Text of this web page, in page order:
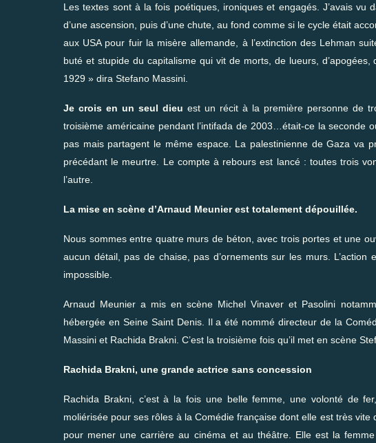
Les textes sont à la fois poétiques, ironiques et engagés. J’avais vu
d’une ascension, puis d’une chute, au fond comme si le cycle était
aux USA pour fuir la misère allemande, à l’extinction des Lehman
buté et stupide du capitalisme qui vit de morts, de lueurs,
1929 » dira Stefano Massini.
Je crois en un seul dieu est un récit à la première personne de
troisième américaine pendant l’intifada de 2003…était-ce la seconde
pas mais partagent le même espace. La palestinienne de Gaza va
précédant le meurtre. Le compte à rebours est lancé : toutes trois
l’autre.
La mise en scène d’Arnaud Meunier est totalement dépouillée.
Nous sommes entre quatre murs de béton, avec trois portes et une
aucun détail, pas de chaise, pas d’ornements sur les murs.
impossible.
Arnaud Meunier a mis en scène Michel Vinaver et Pasolini
hébergée en Seine Saint Denis. Il a été nommé directeur de la
Massini et Rachida Brakni. C’est la troisième fois qu’il met en scène
Rachida Brakni, une grande actrice sans concession
Rachida Brakni, c’est à la fois une belle femme, une volonté de
moliérisée pour ses rôles à la Comédie française dont elle est très
pour mener une carrière au cinéma et au théâtre. Elle est la